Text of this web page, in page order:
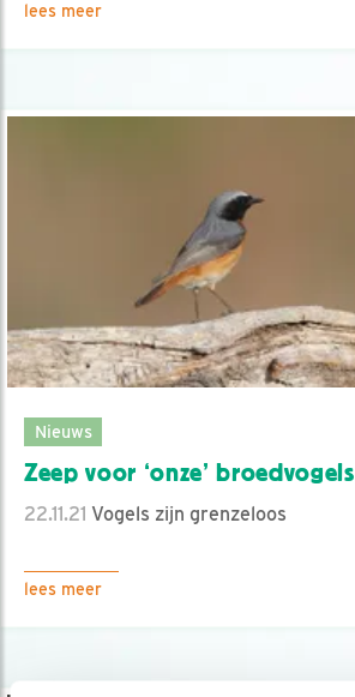
lees meer
Nieuws
Zeep voor ‘onze’ broedvogels
22.11.21 Vogels zijn grenzeloos
lees meer